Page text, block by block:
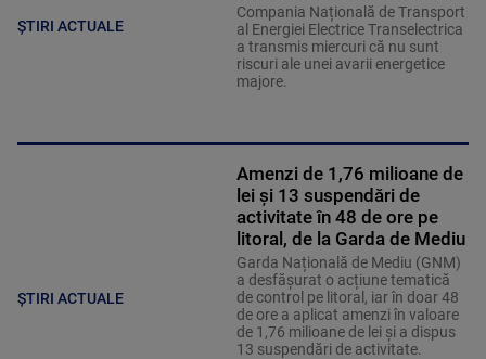
ȘTIRI ACTUALE
Compania Națională de Transport
al Energiei Electrice Transelectrica
a transmis miercuri că nu sunt
riscuri ale unei avarii energetice
majore.
ȘTIRI ACTUALE
Amenzi de 1,76 milioane de
lei și 13 suspendări de
activitate în 48 de ore pe
litoral, de la Garda de Mediu
Garda Națională de Mediu (GNM)
a desfășurat o acțiune tematică
de control pe litoral, iar în doar 48
de ore a aplicat amenzi în valoare
de 1,76 milioane de lei și a dispus
13 suspendări de activitate.